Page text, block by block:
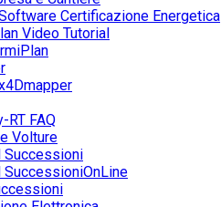
Certificazione Energetica
Video Tutorial
RT FAQ
Volture
Successioni
SuccessioniOnLine